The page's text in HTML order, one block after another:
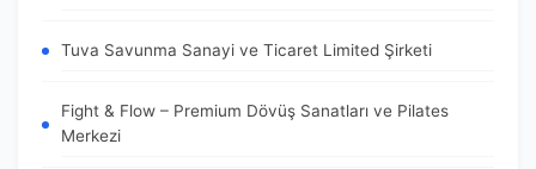
Tuva Savunma Sanayi ve Ticaret Limited Şirketi
Fight & Flow – Premium Dövüş Sanatları ve Pilates
Merkezi